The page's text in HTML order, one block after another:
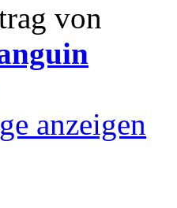
von
anzeigen